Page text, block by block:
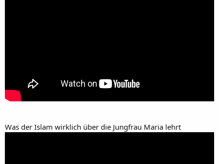
Was der Islam wirklich über die Jungfrau Maria lehrt